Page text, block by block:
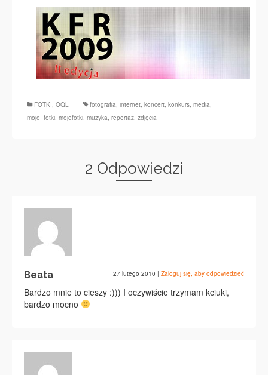
FOTKI, OQL fotografia, internet, koncert, konkurs, media,
moje_fotki, mojefotki, muzyka, reportaż, zdjęcia
2 Odpowiedzi
Beata 27 lutego 2010 | Zaloguj się, aby odpowiedzieć
Bardzo mnie to cieszy :))) I oczywiście trzymam kciuki,
bardzo mocno